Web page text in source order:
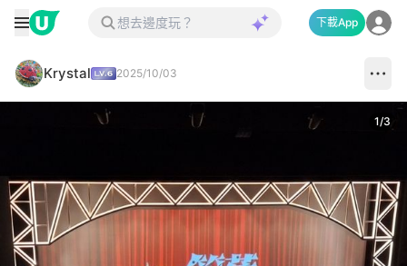
下載App
Krystal 2025/10/03
1/3